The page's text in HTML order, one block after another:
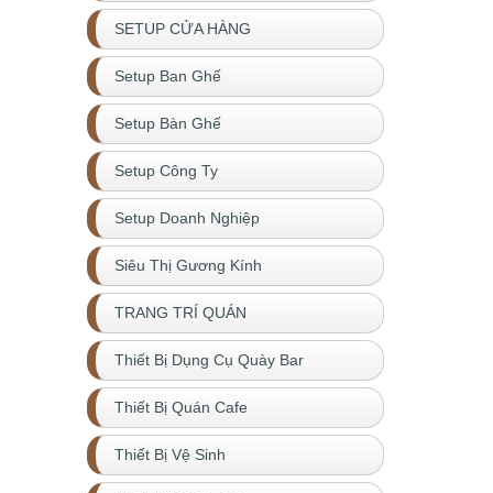
SETUP CỬA HÀNG
Setup Ban Ghế
Setup Bàn Ghế
Setup Công Ty
Setup Doanh Nghiệp
Siêu Thị Gương Kính
TRANG TRÍ QUÁN
Thiết Bị Dụng Cụ Quày Bar
Thiết Bị Quán Cafe
Thiết Bị Vệ Sinh